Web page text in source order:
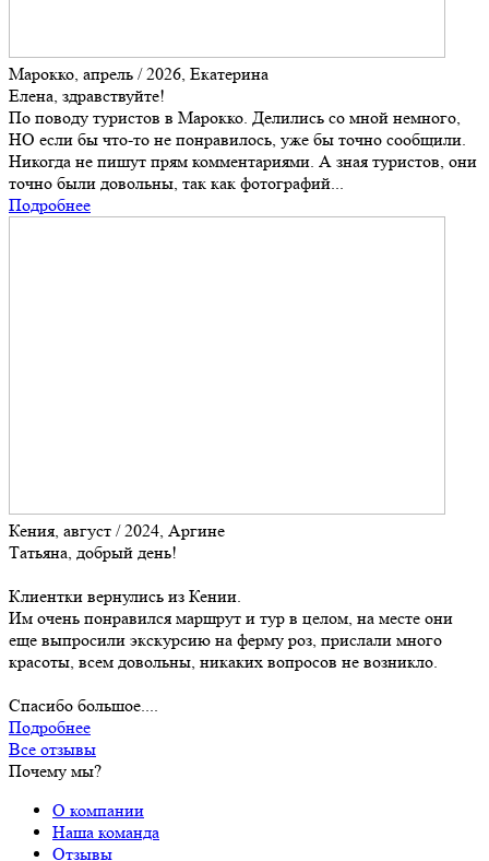
Марокко, апрель / 2026, Екатерина
Елена, здравствуйте!
По поводу туристов в Марокко. Делились со мной немного,
НО если бы что-то не понравилось, уже бы точно сообщили.
Никогда не пишут прям комментариями. А зная туристов, они
точно были довольны, так как фотографий...
Подробнее
Кения, август / 2024, Аргине
Татьяна, добрый день!
Клиентки вернулись из Кении.
Им очень понравился маршрут и тур в целом, на месте они
еще выпросили экскурсию на ферму роз, прислали много
красоты, всем довольны, никаких вопросов не возникло.
Спасибо большое....
Подробнее
Все отзывы
Почему мы?
О компании
Наша команда
Отзывы